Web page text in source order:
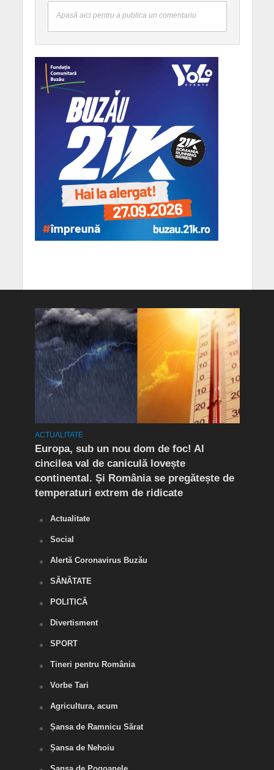
Apasă aici pentru a publica un comentariu
ACTUALITATE
Europa, sub un nou dom de foc! Al
cincilea val de caniculă lovește
continental. Și România se pregătește de
temperaturi extrem de ridicate
Actualitate
Social
Alertă Coronavirus Buzău
SĂNĂTATE
POLITICĂ
Divertisment
SPORT
Tineri pentru România
Vorbe Tari
Agricultura, acum
Șansa de Ramnicu Sărat
Șansa de Nehoiu